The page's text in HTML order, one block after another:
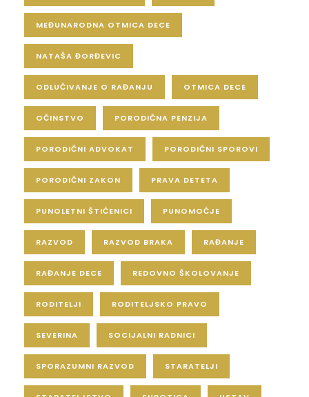
MEĐUNARODNA OTMICA DECE
NATAŠA ĐORĐEVIC
ODLUČIVANJE O RAĐANJU OTMICA DECE
OČINSTVO PORODIČNA PENZIJA
PORODIČNI ADVOKAT PORODIČNI SPOROVI
PORODIČNI ZAKON PRAVA DETETA
PUNOLETNI ŠTIĆENICI PUNOMOĆJE
RAZVOD RAZVOD BRAKA RAĐANJE
RAĐANJE DECE REDOVNO ŠKOLOVANJE
RODITELJI RODITELJSKO PRAVO
SEVERINA SOCIJALNI RADNICI
SPORAZUMNI RAZVOD STARATELJI